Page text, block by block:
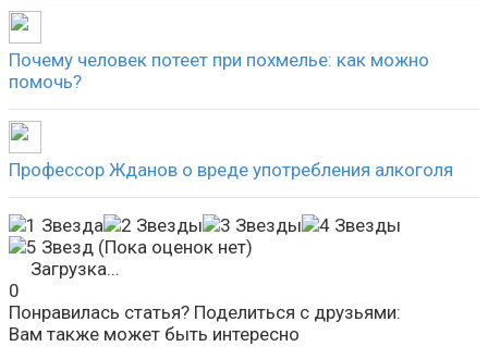
Почему человек потеет при похмелье: как можно
помочь?
Профессор Жданов о вреде употребления алкоголя
(Пока оценок нет)
Загрузка...
0
Понравилась статья? Поделиться с друзьями:
Вам также может быть интересно